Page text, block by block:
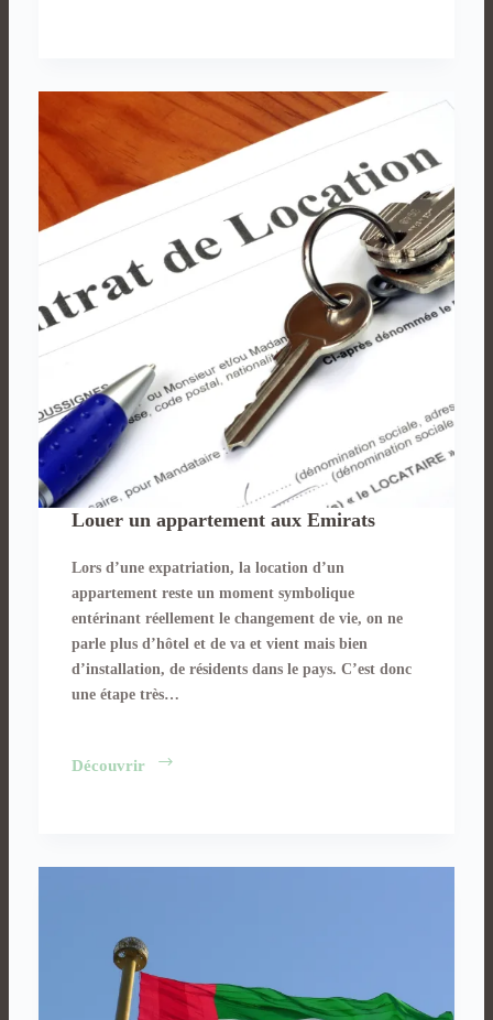
mais
Emirats !
Louer un appartement aux Emirats
Lors d’une expatriation, la location d’un
appartement reste un moment symbolique
entérinant réellement le changement de vie, on ne
parle plus d’hôtel et de va et vient mais bien
d’installation, de résidents dans le pays. C’est donc
une étape très…
Découvrir
Louer
Emirats